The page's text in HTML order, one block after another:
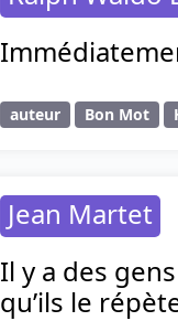
auteur Bon Mot
Jean Martet
Il y a des
qu’ils le